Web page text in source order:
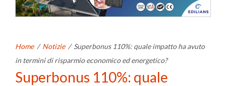
Home / Notizie / Superbonus 110%: quale impatto ha avuto
in termini di risparmio economico ed energetico?
Superbonus 110%: quale